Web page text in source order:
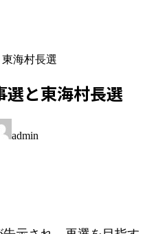
海村長選
選と東海村長選
admin